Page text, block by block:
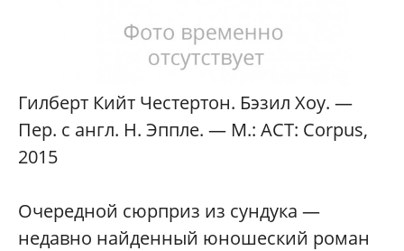
Гилберт Кийт Честертон. Бэзил Хоу. —
Пер. с англ. Н. Эппле. — М.: АСТ: Corpus,
2015
Очередной сюрприз из сундука —
недавно найденный юношеский роман